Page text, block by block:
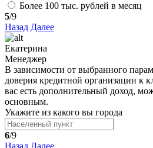
Более 100 тыс. рублей в месяц
5/9
Назад Далее
Екатерина
Менеджер
В зависимости от выбранного
доверия кредитной организации к
вас есть дополнительный доход,
основным.
Укажите из какого вы города
6/9